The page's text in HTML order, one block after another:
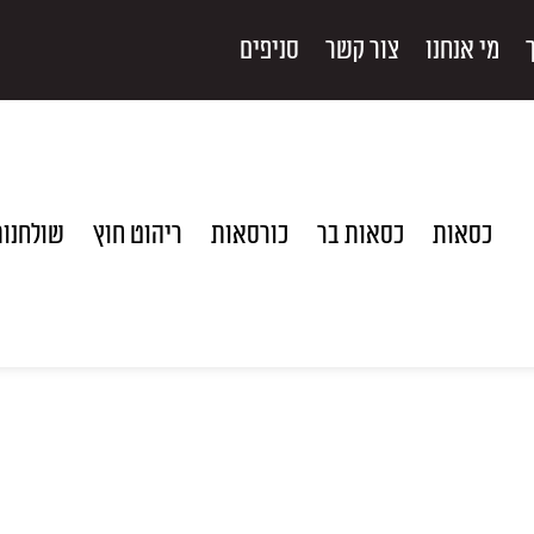
מי אנחנו צור קשר סניפים
כסאות כסאות בר כורסאות ריהוט חוץ